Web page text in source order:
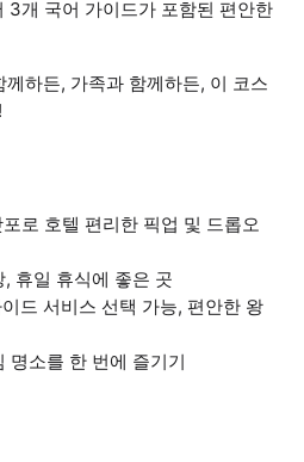
개 국어 가이드가 포함된 편안한
하든, 가족과 함께하든, 이 코스
로 호텔 편리한 픽업 및 드롭오
휴일 휴식에 좋은 곳
드 서비스 선택 가능, 편안한 왕
명소를 한 번에 즐기기